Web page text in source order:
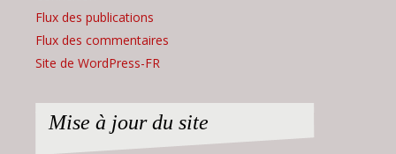
Flux des publications
Flux des commentaires
Site de WordPress-FR
Mise à jour du site